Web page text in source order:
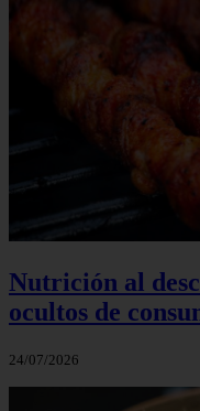
Nutrición al
ocultos de
24/07/2026